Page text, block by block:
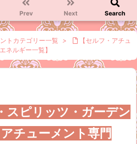
Prev Next Search
トカテゴリー一覧 >
【セルフ・アチュ
ネルギー一覧】
スピリッツ・ガーデン
アチューメント専門